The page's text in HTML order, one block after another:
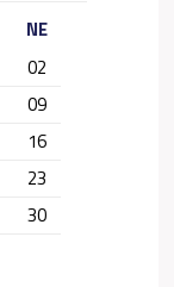
NE
02
09
16
23
30